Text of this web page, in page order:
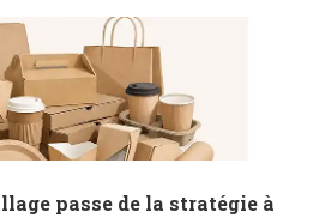
passe de la stratégie à